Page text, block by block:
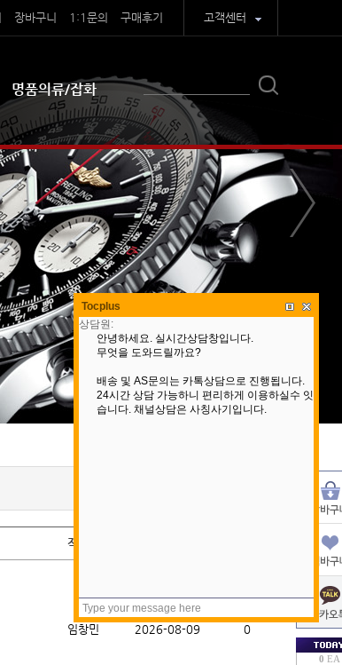
0 EA
장바구니 1:1문의 구매후기 고객센터
명품의류/잡화
작성자
임창민 2026-08-09 0
Tocplus